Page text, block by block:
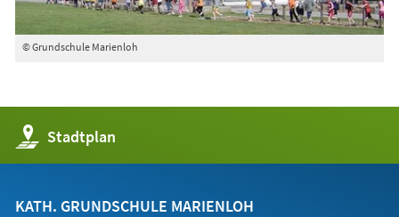
© Grundschule Marienloh
Stadtplan
(Öffnet
in
einem
Tab)
KATH. GRUNDSCHULE MARIENLOH